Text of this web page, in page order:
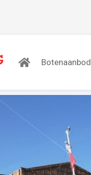
Botenaanbod